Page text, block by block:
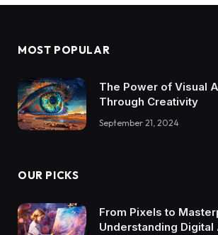
MOST POPULAR
The Power of Visual
Through Creativity
September 21, 2024
OUR PICKS
From Pixels to
Understanding Digital